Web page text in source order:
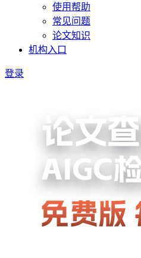
使用帮助
常见问题
论文知识
机构入口
登录